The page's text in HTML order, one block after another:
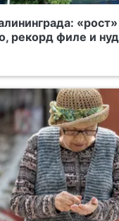
рекорд филе и